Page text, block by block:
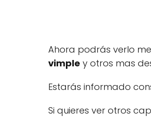
Ahora podrás verlo
vimple y otros mas
Estarás informado
Si quieres ver otros